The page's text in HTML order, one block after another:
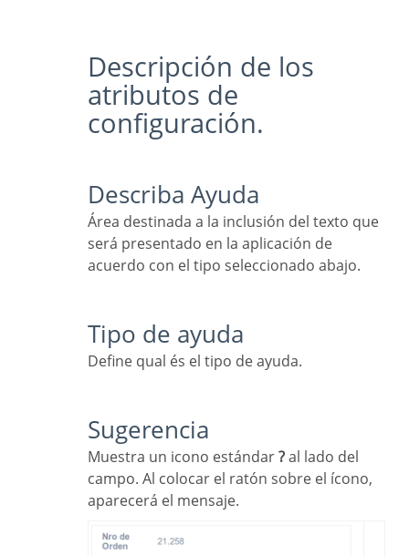
Descripción de los
atributos de
configuración.
Describa Ayuda
Área destinada a la inclusión del texto que
será presentado en la aplicación de
acuerdo con el tipo seleccionado abajo.
Tipo de ayuda
Define qual és el tipo de ayuda.
Sugerencia
Muestra un icono estándar?al lado del
campo. Al colocar el ratón sobre el ícono,
aparecerá el mensaje.